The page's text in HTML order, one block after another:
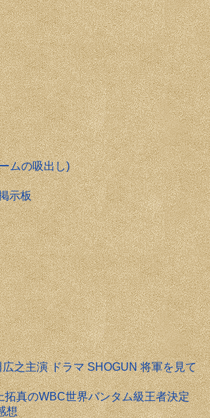
ムの吸出し)
示板
之主演 ドラマ SHOGUN 将軍を見て
拓真のWBC世界バンタム級王者決定
想